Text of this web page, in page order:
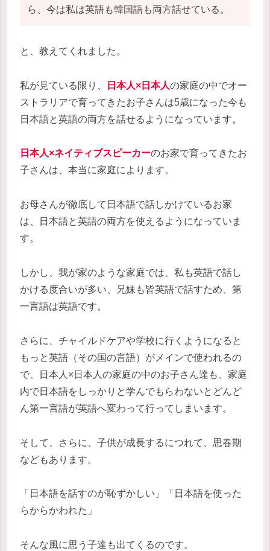
ら、今は私は英語も韓国語も両方話せている。
と、教えてくれました。
私が見ている限り、 日本人×日本人の家庭の中でオー
ストラリアで育ってきたお子さんは5歳になった今も
日本語と英語の両方を話せるようになっています。
日本人×ネイティブスピーカーのお家で育ってきたお
子さんは、本当に家庭によります。
お母さんが徹底して日本語で話しかけているお家
は、日本語と英語の両方を使えるようになっていま
す。
しかし、我が家のような家庭では、私も英語で話し
かける度合いが多い、兄妹も皆英語で話すため、第
一言語は英語です。
さらに、チャイルドケアや学校に行くようになると
もっと英語（その国の言語）がメインで使われるの
で、日本人×日本人の家庭の中のお子さん達も、家庭
内で日本語をしっかりと学んでもらわないとどんど
ん第一言語が英語へ変わって行ってしまいます。
そして、さらに、子供が成長するにつれて、思春期
などもあります。
「日本語を話すのが恥ずかしい」「日本語を使った
らからかわれた」
そんな風に思う子達も出てくるのです。